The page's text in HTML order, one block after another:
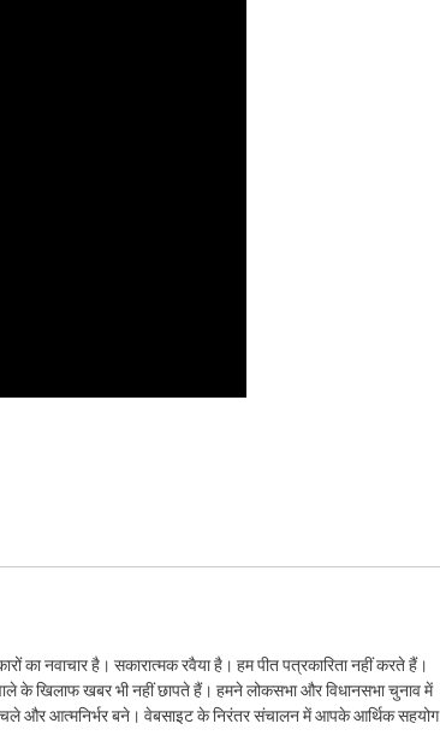
का नवाचार है। सकारात्मक रवैया है। हम पीत पत्रकारिता नहीं करते हैं।
के खिलाफ खबर भी नहीं छापते हैं। हमने लोकसभा और विधानसभा चुनाव में
चले और आत्मनिर्भर बने। वेबसाइट के निरंतर संचालन में आपके आर्थिक सहयोग